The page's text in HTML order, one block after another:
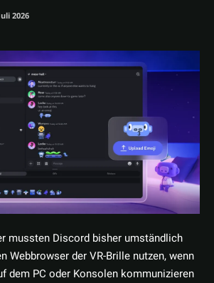
2026
mussten Discord bisher umständlich
Webbrowser der VR-Brille nutzen, wenn
dem PC oder Konsolen kommunizieren